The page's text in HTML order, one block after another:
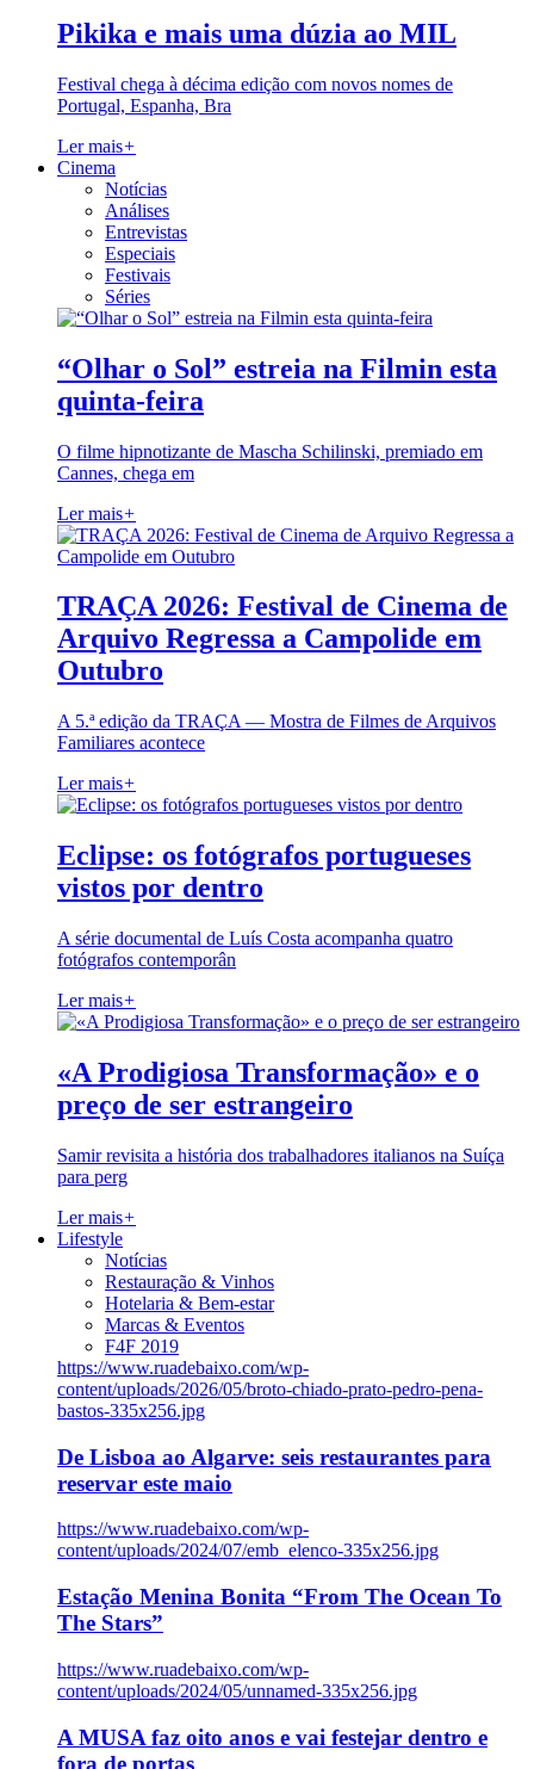
Pikika e mais uma dúzia ao MIL
Festival chega à décima edição com novos nomes de
Portugal, Espanha, Bra
Ler mais+
Cinema
Notícias
Análises
Entrevistas
Especiais
Festivais
Séries
“Olhar o Sol” estreia na Filmin esta
quinta-feira
O filme hipnotizante de Mascha Schilinski, premiado em
Cannes, chega em
Ler mais+
TRAÇA 2026: Festival de Cinema de
Arquivo Regressa a Campolide em
Outubro
A 5.ª edição da TRAÇA — Mostra de Filmes de Arquivos
Familiares acontece
Ler mais+
Eclipse: os fotógrafos portugueses
vistos por dentro
A série documental de Luís Costa acompanha quatro
fotógrafos contemporân
Ler mais+
«A Prodigiosa Transformação» e o
preço de ser estrangeiro
Samir revisita a história dos trabalhadores italianos na Suíça
para perg
Ler mais+
Lifestyle
Notícias
Restauração & Vinhos
Hotelaria & Bem-estar
Marcas & Eventos
F4F 2019
https://www.ruadebaixo.com/wp-
content/uploads/2026/05/broto-chiado-prato-pedro-pena-
bastos-335x256.jpg
De Lisboa ao Algarve: seis restaurantes para
reservar este maio
https://www.ruadebaixo.com/wp-
content/uploads/2024/07/emb_elenco-335x256.jpg
Estação Menina Bonita “From The Ocean To
The Stars”
https://www.ruadebaixo.com/wp-
content/uploads/2024/05/unnamed-335x256.jpg
A MUSA faz oito anos e vai festejar dentro e
fora de portas